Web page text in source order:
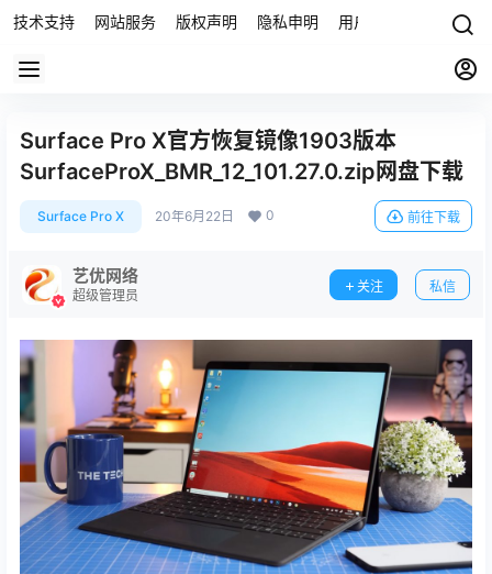
技术支持 网站服务 版权声明 隐私申明 用户协议 联系我们
Surface Pro X官方恢复镜像1903版本
SurfaceProX_BMR_12_101.27.0.zip网盘下载
Surface Pro X 20年6月22日 0 前往下载
艺优网络
超级管理员
关注 私信